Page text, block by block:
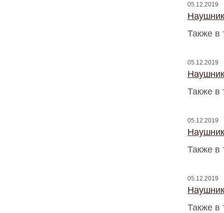
05.12.2019
Также в
05.12.2019
Также в
05.12.2019
Также в
05.12.2019
Также в